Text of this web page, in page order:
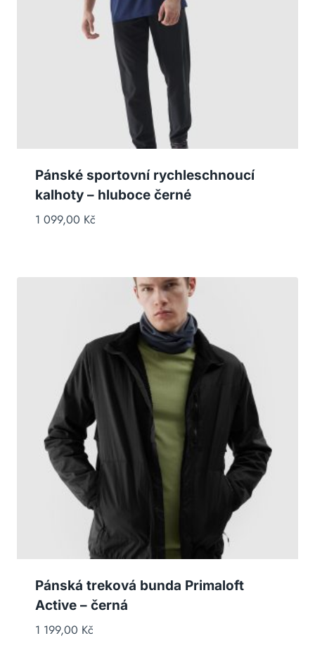
Pánské sportovní rychleschnoucí
kalhoty – hluboce černé
1 099,00 Kč
Pánská treková bunda Primaloft
Active – černá
1 199,00 Kč